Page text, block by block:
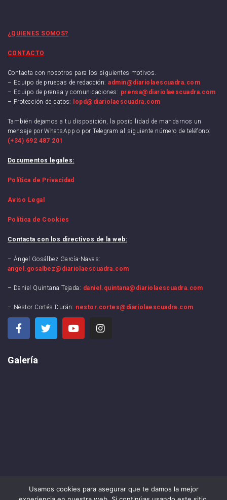
¿QUIENES SOMOS?
CONTACTO
Contacta con nosotros para los siguientes motivos.
– Equipo de pruebas de redacción:admin@diariolaescuadra.com
– Equipo de prensa y comunicaciones: prensa@diariolaescuadra.com
– Protección de datos:
lopd@diariolaescuadra.com
También dejamos a tu disposición, la posibilidad de mandarnos un
mensaje por WhatsApp o por Telegram al siguiente número de teléfono:
(+34) 692 487 201
Documentos legales:
Política de Privacidad
Aviso Legal
Política de Cookies
Contacta con los directivos de la web:
– Ángel Gosálbez García-Navas:
angel.gosalbez@diariolaescuadra.com
– Daniel Quintana Tejada: daniel.quintana@diariolaescuadra.com
– Néstor Cortés Durán: nestor.cortes@diariolaescuadra.com
Galería
Usamos cookies para asegurar que te damos la mejor